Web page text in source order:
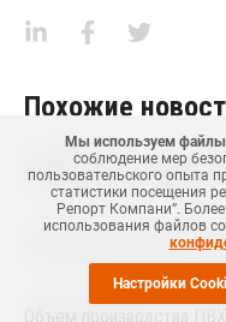
Похожие
09 Июня,2026
21 Июня,2024
Июньские цены ПВХ
Мы используем файлы
соблюдение мер
пользовательского опыта
статистики посещения
Репорт Компани”.
использования файлов
Настройки